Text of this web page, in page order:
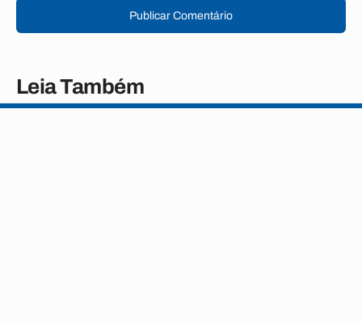
Publicar Comentário
Leia Também